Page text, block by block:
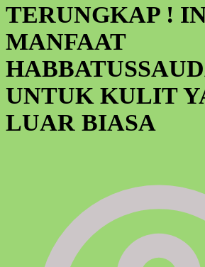
TERUNGKAP !
MANFAAT
UNTUK KULIT
LUAR BIASA